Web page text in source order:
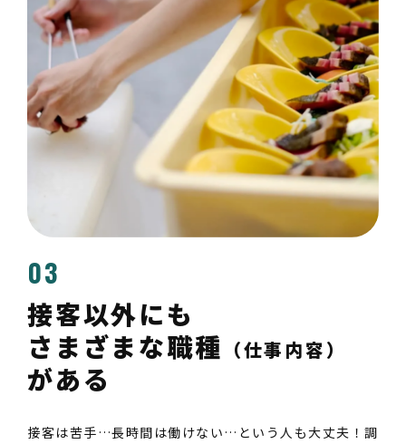
03
接客以外にも
さまざまな職種 （仕事内容）
がある
接客は苦手…長時間は働けない…という人も大丈夫！調